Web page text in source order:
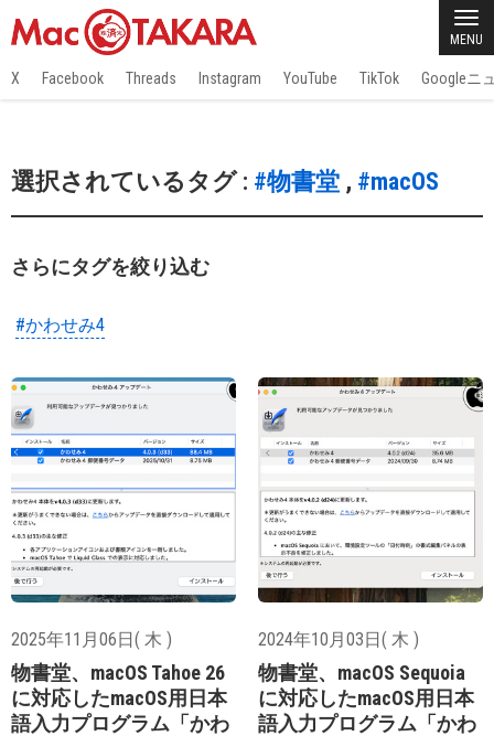
MENU
X Facebook Threads Instagram YouTube TikTok Googleニ
選択されているタグ : #物書堂 , #macOS
さらにタグを絞り込む
#かわせみ4
2025年11月06日( 木 )
物書堂、macOS Tahoe 26
に対応したmacOS用日本
語入力プログラム「かわ
2024年10月03日( 木 )
物書堂、macOS Sequoia
に対応したmacOS用日本
語入力プログラム「かわ